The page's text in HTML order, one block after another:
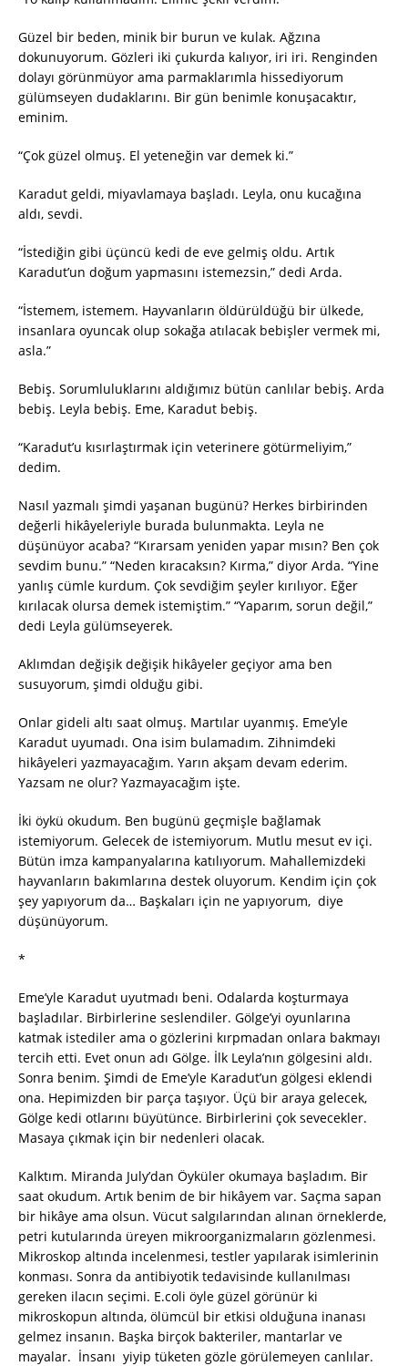
Güzel bir beden, minik bir burun ve kulak. Ağzına
dokunuyorum. Gözleri iki çukurda kalıyor, iri iri. Renginden
dolayı görünmüyor ama parmaklarımla hissediyorum
gülümseyen dudaklarını. Bir gün benimle konuşacaktır,
eminim.
“Çok güzel olmuş. El yeteneğin var demek ki.”
Karadut geldi, miyavlamaya başladı. Leyla, onu kucağına
aldı, sevdi.
“İstediğin gibi üçüncü kedi de eve gelmiş oldu. Artık
Karadut’un doğum yapmasını istemezsin,” dedi Arda.
“İstemem, istemem. Hayvanların öldürüldüğü bir ülkede,
insanlara oyuncak olup sokağa atılacak bebişler vermek mi,
asla.”
Bebiş. Sorumluluklarını aldığımız bütün canlılar bebiş. Arda
bebiş. Leyla bebiş. Eme, Karadut bebiş.
“Karadut’u kısırlaştırmak için veterinere götürmeliyim,”
dedim.
Nasıl yazmalı şimdi yaşanan bugünü? Herkes birbirinden
değerli hikâyeleriyle burada bulunmakta. Leyla ne
düşünüyor acaba? “Kırarsam yeniden yapar mısın? Ben çok
sevdim bunu.” “Neden kıracaksın? Kırma,” diyor Arda. “Yine
yanlış cümle kurdum. Çok sevdiğim şeyler kırılıyor. Eğer
kırılacak olursa demek istemiştim.” “Yaparım, sorun değil,”
dedi Leyla gülümseyerek.
Aklımdan değişik değişik hikâyeler geçiyor ama ben
susuyorum, şimdi olduğu gibi.
Onlar gideli altı saat olmuş. Martılar uyanmış. Eme’yle
Karadut uyumadı. Ona isim bulamadım. Zihnimdeki
hikâyeleri yazmayacağım. Yarın akşam devam ederim.
Yazsam ne olur? Yazmayacağım işte.
İki öykü okudum. Ben bugünü geçmişle bağlamak
istemiyorum. Gelecek de istemiyorum. Mutlu mesut ev içi.
Bütün imza kampanyalarına katılıyorum. Mahallemizdeki
hayvanların bakımlarına destek oluyorum. Kendim için çok
şey yapıyorum da… Başkaları için ne yapıyorum, diye
düşünüyorum.
*
Eme’yle Karadut uyutmadı beni. Odalarda koşturmaya
başladılar. Birbirlerine seslendiler. Gölge’yi oyunlarına
katmak istediler ama o gözlerini kırpmadan onlara bakmayı
tercih etti. Evet onun adı Gölge. İlk Leyla’nın gölgesini aldı.
Sonra benim. Şimdi de Eme’yle Karadut’un gölgesi eklendi
ona. Hepimizden bir parça taşıyor. Üçü bir araya gelecek,
Gölge kedi otlarını büyütünce. Birbirlerini çok sevecekler.
Masaya çıkmak için bir nedenleri olacak.
Kalktım. Miranda July’dan Öyküler okumaya başladım. Bir
saat okudum. Artık benim de bir hikâyem var. Saçma sapan
bir hikâye ama olsun. Vücut salgılarından alınan örneklerde,
petri kutularında üreyen mikroorganizmaların gözlenmesi.
Mikroskop altında incelenmesi, testler yapılarak isimlerinin
konması. Sonra da antibiyotik tedavisinde kullanılması
gereken ilacın seçimi. E.coli öyle güzel görünür ki
mikroskopun altında, ölümcül bir etkisi olduğuna inanası
gelmez insanın. Başka birçok bakteriler, mantarlar ve
mayalar. İnsanı yiyip tüketen gözle görülemeyen canlılar.